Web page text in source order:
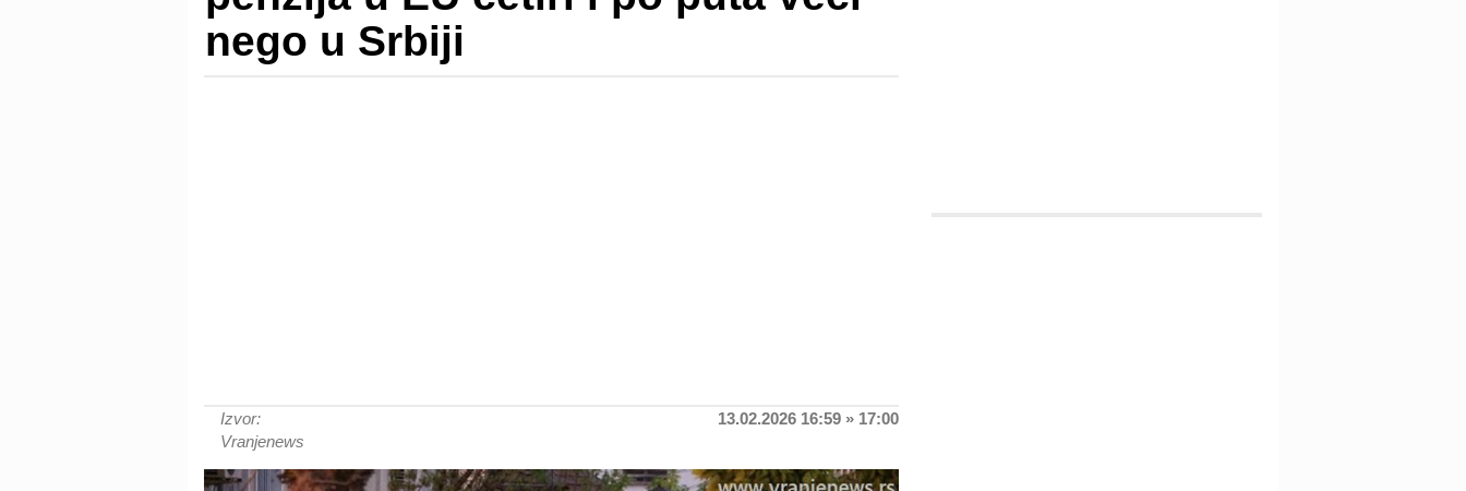
nego u Srbiji
Izvor:
Vranjenews
13.02.2026 16:59 » 17:00